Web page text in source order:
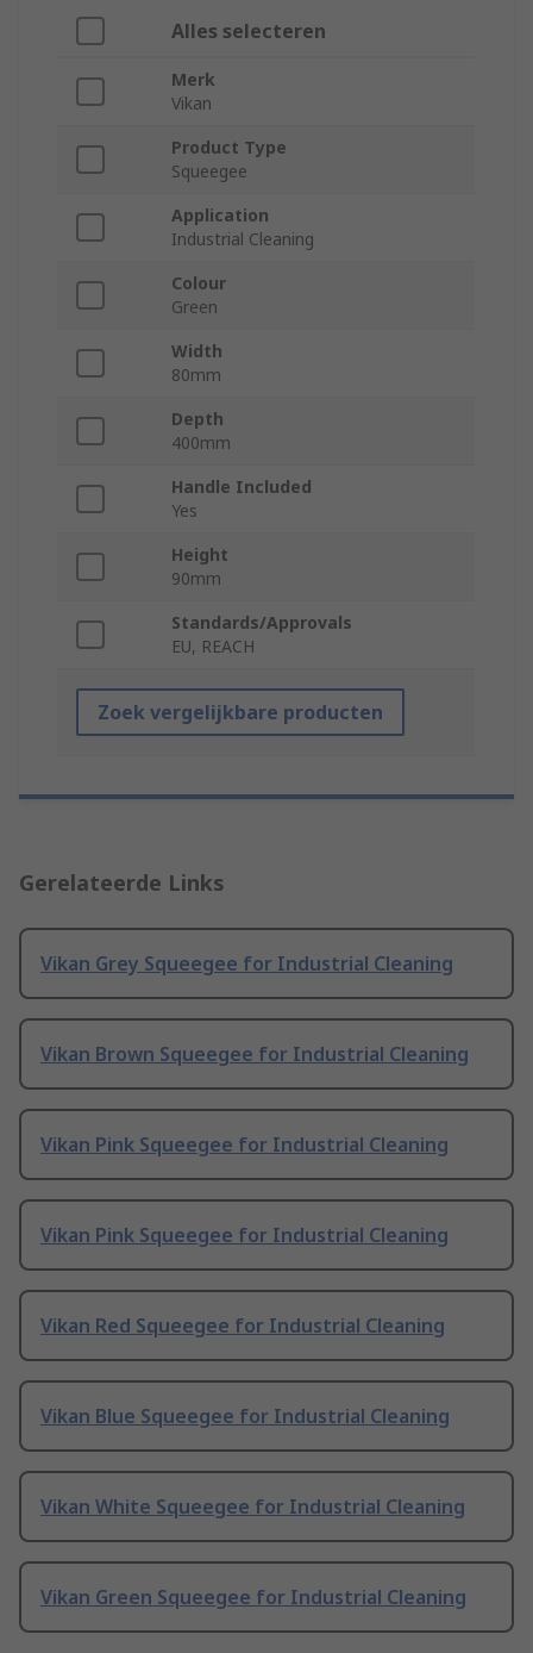
Alles selecteren
Merk
Vikan
Product Type
Squeegee
Application
Industrial Cleaning
Colour
Green
Width
80mm
Depth
400mm
Handle Included
Yes
Height
90mm
Standards/Approvals
EU, REACH
Zoek vergelijkbare producten
Gerelateerde Links
Vikan Grey Squeegee for Industrial Cleaning
Vikan Brown Squeegee for Industrial Cleaning
Vikan Pink Squeegee for Industrial Cleaning
Vikan Pink Squeegee for Industrial Cleaning
Vikan Red Squeegee for Industrial Cleaning
Vikan Blue Squeegee for Industrial Cleaning
Vikan White Squeegee for Industrial Cleaning
Vikan Green Squeegee for Industrial Cleaning